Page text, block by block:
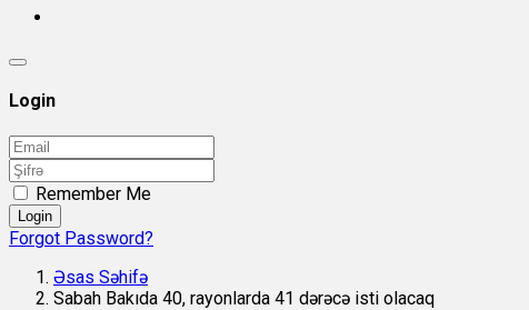
Login
Remember Me
Login
Forgot Password?
Əsas Səhifə
Sabah Bakıda 40, rayonlarda 41 dərəcə isti olacaq